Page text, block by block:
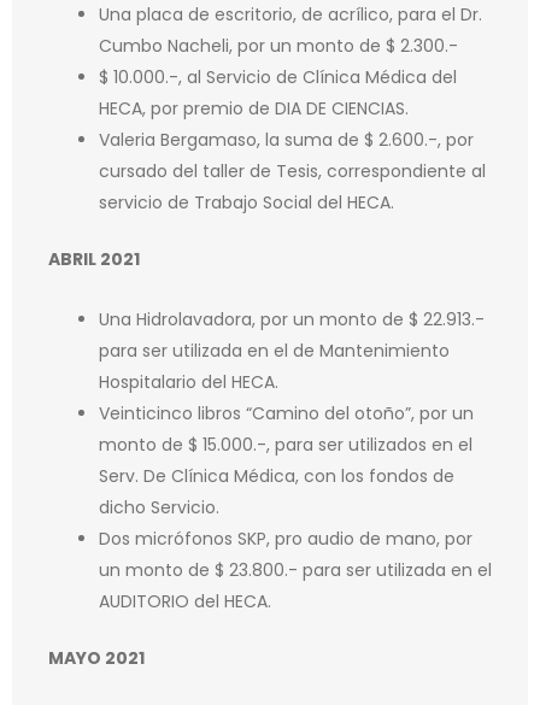
Una placa de escritorio, de acrílico, para el Dr.
Cumbo Nacheli, por un monto de $ 2.300.-
$ 10.000.-, al Servicio de Clínica Médica del
HECA, por premio de DIA DE CIENCIAS.
Valeria Bergamaso, la suma de $ 2.600.-, por
cursado del taller de Tesis, correspondiente al
servicio de Trabajo Social del HECA.
ABRIL 2021
Una Hidrolavadora, por un monto de $ 22.913.-
para ser utilizada en el de Mantenimiento
Hospitalario del HECA.
Veinticinco libros “Camino del otoño”, por un
monto de $ 15.000.-, para ser utilizados en el
Serv. De Clínica Médica, con los fondos de
dicho Servicio.
Dos micrófonos SKP, pro audio de mano, por
un monto de $ 23.800.- para ser utilizada en el
AUDITORIO del HECA.
MAYO 2021